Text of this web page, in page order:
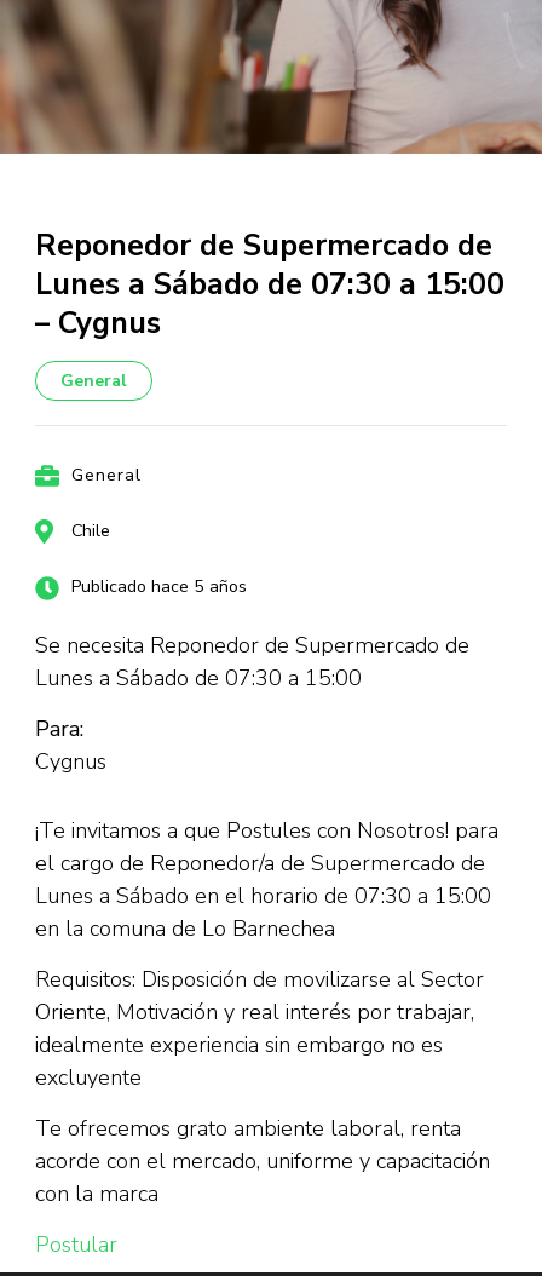
Reponedor de Supermercado de
Lunes a Sábado de 07:30 a 15:00
– Cygnus
General
General
Chile
Publicado hace 5 años
Se necesita Reponedor de Supermercado de
Lunes a Sábado de 07:30 a 15:00
Para:
Cygnus
¡Te invitamos a que Postules con Nosotros! para
el cargo de Reponedor/a de Supermercado de
Lunes a Sábado en el horario de 07:30 a 15:00
en la comuna de Lo Barnechea
Requisitos: Disposición de movilizarse al Sector
Oriente, Motivación y real interés por trabajar,
idealmente experiencia sin embargo no es
excluyente
Te ofrecemos grato ambiente laboral, renta
acorde con el mercado, uniforme y capacitación
con la marca
Postular